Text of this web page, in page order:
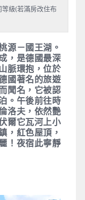
級(若滿房改住布
源－國王湖。
，是德國最深
脈環抱，位於
國著名的旅遊
聞名，它被認
。午後前往時
洛夫，依然艷
爾它瓦河上小
，紅色屋頂，
！夜宿此寧靜